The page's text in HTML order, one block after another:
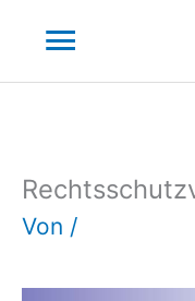
Inhalt
springen
Von /